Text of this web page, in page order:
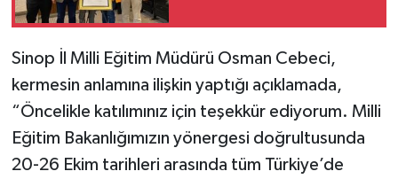
Sinop İl Milli Eğitim Müdürü Osman Cebeci,
kermesin anlamına ilişkin yaptığı açıklamada,
“Öncelikle katılımınız için teşekkür ediyorum. Milli
Eğitim Bakanlığımızın yönergesi doğrultusunda
20-26 Ekim tarihleri arasında tüm Türkiye’de